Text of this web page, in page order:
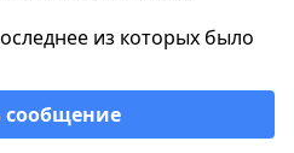
из которых было
сообщение